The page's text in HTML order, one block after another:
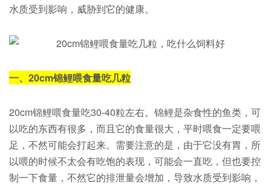
水质受到影响，威胁到它的健康。
一、20cm锦鲤喂食量吃几粒
20cm锦鲤喂食量吃30-40粒左右。锦鲤是杂食性的鱼类，可
以吃的东西有很多，而且它的食量很大，平时喂食一定要喂
足，不然可能会打起来。需要注意的是，由于它没有胃，所
以喂的时候不太会有吃饱的表现，可能会一直吃，但也要控
制一下食量，不然它的排泄量会增加，导致水质受到影响，